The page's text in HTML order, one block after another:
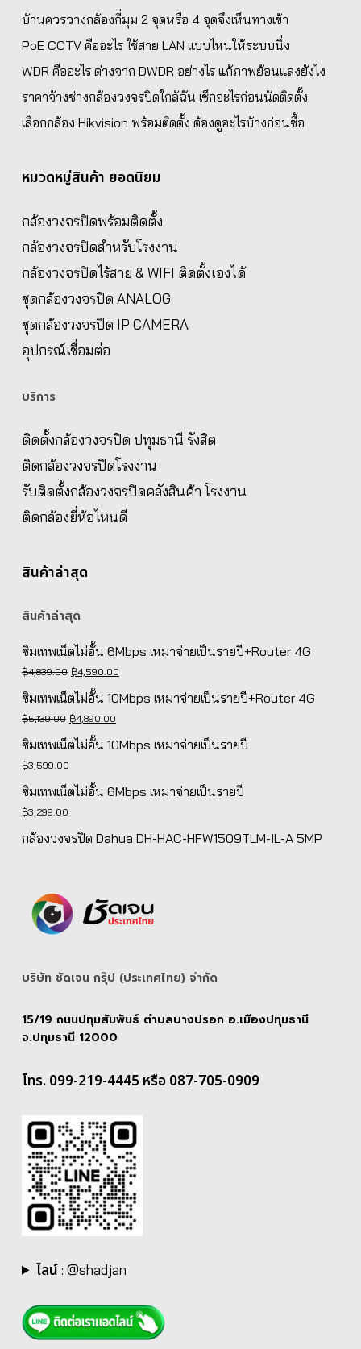
บ้านควรวางกล้องกี่มุม 2 จุดหรือ 4 จุดจึงเห็นทางเข้า
PoE CCTV คืออะไร ใช้สาย LAN แบบไหนให้ระบบนิ่ง
WDR คืออะไร ต่างจาก DWDR อย่างไร แก้ภาพย้อนแสงยังไง
ราคาจ้างช่างกล้องวงจรปิดใกล้ฉัน เช็กอะไรก่อนนัดติดตั้ง
เลือกกล้อง Hikvision พร้อมติดตั้ง ต้องดูอะไรบ้างก่อนซื้อ
หมวดหมู่สินค้า ยอดนิยม
กล้องวงจรปิดพร้อมติดตั้ง
กล้องวงจรปิดสำหรับโรงงาน
กล้องวงจรปิดไร้สาย & WIFI ติดตั้งเองได้
ชุดกล้องวงจรปิด ANALOG
ชุดกล้องวงจรปิด IP CAMERA
อุปกรณ์เชื่อมต่อ
บริการ
ติดตั้งกล้องวงจรปิด ปทุมธานี รังสิต
ติดกล้องวงจรปิดโรงงาน
รับติดตั้งกล้องวงจรปิดคลังสินค้า โรงงาน
ติดกล้องยี่ห้อไหนดี
สินค้าล่าสุด
สินค้าล่าสุด
ซิมเทพเน็ตไม่อั้น 6Mbps เหมาจ่ายเป็นรายปี+Router 4G
฿4,839.00 Original
price
฿4,839.00.
฿4,590.00Current
ซิมเทพเน็ตไม่อั้น 10Mbps เหมาจ่ายเป็นรายปี+Router 4G
฿5,139.00 Original
price
฿4,890.00Current
ซิมเทพเน็ตไม่อั้น 10Mbps เหมาจ่ายเป็นรายปี
฿3,599.00
ซิมเทพเน็ตไม่อั้น 6Mbps เหมาจ่ายเป็นรายปี
฿3,299.00
กล้องวงจรปิด Dahua DH-HAC-HFW1509TLM-IL-A 5MP
บริษัท ชัดเจน กรุ๊ป (ประเทศไทย) จํากัด
15/19 ถนนปทุมสัมพันธ์ ตำบลบางปรอก อ.เมืองปทุมธานี
จ.ปทุมธานี 12000
โทร. 099-219-4445 หรือ 087-705-0909
ไลน์: @shadjan